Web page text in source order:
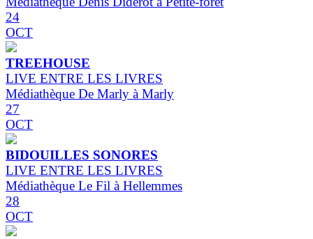
24
OCT
TREEHOUSE
LIVE ENTRE LES LIVRES
Médiathèque De Marly à Marly
27
OCT
BIDOUILLES SONORES
LIVE ENTRE LES LIVRES
Médiathèque Le Fil à Hellemmes
28
OCT